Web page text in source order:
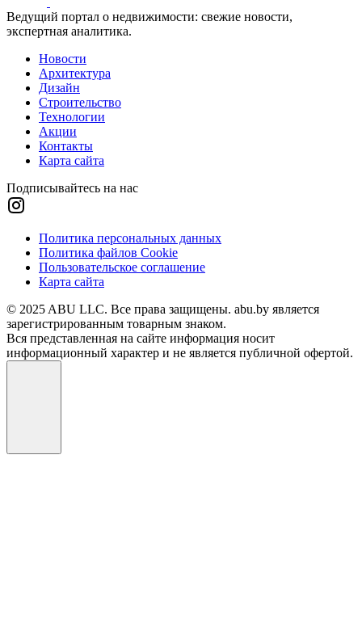
Ведущий портал о недвижимости: свежие новости,
экспертная аналитика.
Новости
Архитектура
Дизайн
Строительство
Технологии
Акции
Контакты
Карта сайта
Подписывайтесь на нас
Политика персональных данных
Политика файлов Cookie
Пользовательское соглашение
Карта сайта
© 2025 ABU LLC. Все права защищены. abu.by является
зарегистрированным товарным знаком.
Вся представленная на сайте информация носит
информационный характер и не является публичной офертой.